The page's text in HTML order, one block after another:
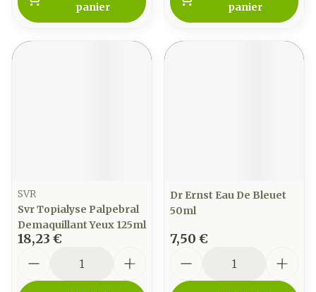
panier
panier
SVR
Svr Topialyse Palpebral
Demaquillant Yeux 125ml
18,23 €
Dr Ernst Eau De Bleuet
50ml
7,50 €